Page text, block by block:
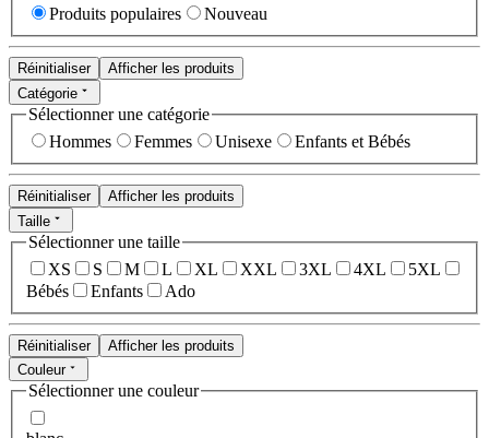
Produits populaires
Nouveau
Réinitialiser
Afficher les produits
Catégorie
Sélectionner une catégorie
Hommes
Femmes Unisexe Enfants et Bébés
Réinitialiser
Afficher les produits
Taille
Sélectionner une taille
XS
S M L XL XXL 3XL 4XL
5XL
Bébés
Enfants Ado
Réinitialiser
Afficher les produits
Couleur
Sélectionner une couleur